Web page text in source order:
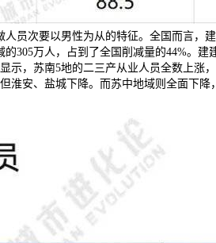
员次要以男性为从的特征。全国而言，
305万人，占到了全国削减量的44%。建
，苏南5地的二三产从业人员全数上涨
淮安、盐城下降。而苏中地域则全面下降